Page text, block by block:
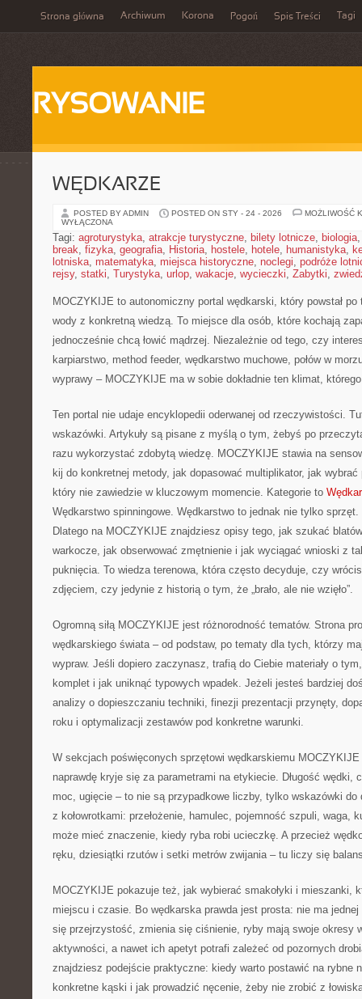
Strona główna Archiwum Korona Pogoń Spis Treści Tagi
RYSOWANIE
WĘDKARZE
POSTED BY ADMIN POSTED ON STY - 24 - 2026
MOŻLIWOŚĆ
WYŁĄCZONA
Tagi: agroturystyka, atrakcje turystyczne, bilety lotnicze, biologia
break, fizyka, geografia, Historia, hostele, hotele, humanistyka,
lotniska, matematyka, miejsca historyczne, noclegi, podróże
rejsy, statki, Turystyka, urlop, wakacje, wycieczki, Zabytki,
MOCZYKIJE to autonomiczny portal wędkarski, który powstał po
wody z konkretną wiedzą. To miejsce dla osób, które kochają
jednocześnie chcą łowić mądrzej. Niezależnie od tego, czy
karpiarstwo, method feeder, wędkarstwo muchowe, połów w
wyprawy – MOCZYKIJE ma w sobie dokładnie ten klimat,
Ten portal nie udaje encyklopedii oderwanej od rzeczywistości.
wskazówki. Artykuły są pisane z myślą o tym, żebyś po
razu wykorzystać zdobytą wiedzę. MOCZYKIJE stawia na
kij do konkretnej metody, jak dopasować multiplikator, jak
który nie zawiedzie w kluczowym momencie. Kategorie to
Wędkarstwo spinningowe. Wędkarstwo to jednak nie tylko
Dlatego na MOCZYKIJE znajdziesz opisy tego, jak szukać
warkocze, jak obserwować zmętnienie i jak wyciągać wnioski z
puknięcia. To wiedza terenowa, która często decyduje, czy
zdjęciem, czy jedynie z historią o tym, że „brało, ale nie wzięło”.
Ogromną siłą MOCZYKIJE jest różnorodność tematów. Strona
wędkarskiego świata – od podstaw, po tematy dla tych, którzy
wypraw. Jeśli dopiero zaczynasz, trafią do Ciebie materiały o
komplet i jak uniknąć typowych wpadek. Jeżeli jesteś bardziej
analizy o dopieszczaniu techniki, finezji prezentacji przynęty,
roku i optymalizacji zestawów pod konkretne warunki.
W sekcjach poświęconych sprzętowi wędkarskiemu
naprawdę kryje się za parametrami na etykiecie. Długość wędki,
moc, ugięcie – to nie są przypadkowe liczby, tylko wskazówki do
z kołowrotkami: przełożenie, hamulec, pojemność szpuli, waga,
może mieć znaczenie, kiedy ryba robi ucieczkę. A przecież
ręku, dziesiątki rzutów i setki metrów zwijania – tu liczy się
MOCZYKIJE pokazuje też, jak wybierać smakołyki i mieszanki,
miejscu i czasie. Bo wędkarska prawda jest prosta: nie ma
się przejrzystość, zmienia się ciśnienie, ryby mają swoje okresy
aktywności, a nawet ich apetyt potrafi zależeć od pozornych
znajdziesz podejście praktyczne: kiedy warto postawić na rybne
konkretne kąski i jak prowadzić nęcenie, żeby nie zrobić z